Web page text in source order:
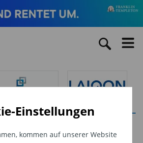
Einstellungen
kommen auf unserer Website